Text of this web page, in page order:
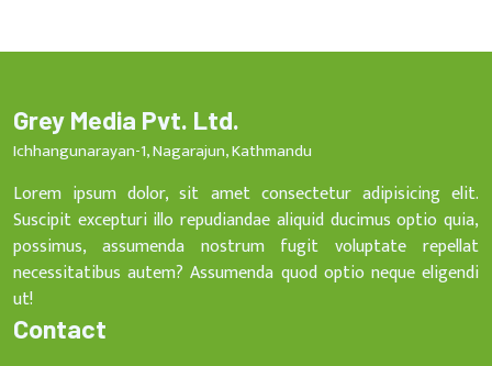
Grey Media Pvt. Ltd.
Ichhangunarayan-1, Nagarajun, Kathmandu
Lorem ipsum dolor, sit amet consectetur adipisicing elit.
Suscipit excepturi illo repudiandae aliquid ducimus optio quia,
possimus, assumenda nostrum fugit voluptate repellat
necessitatibus autem? Assumenda quod optio neque eligendi
ut!
Contact